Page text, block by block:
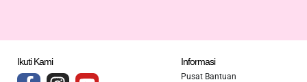
Informasi
Pusat Bantuan
Ikuti Kami